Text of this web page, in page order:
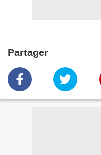
Partager